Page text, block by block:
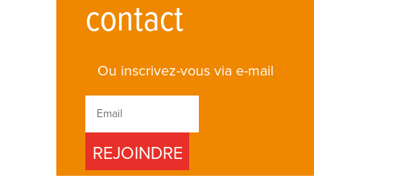
contact
Ou inscrivez-vous via e-mail